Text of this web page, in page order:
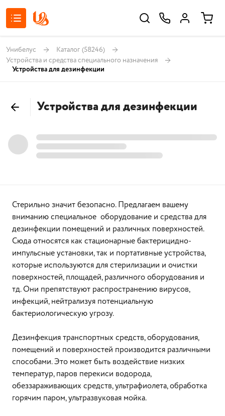
Унибелус Каталог (58246)
Устройства и средства специального назначения
Устройства для дезинфекции
Устройства для дезинфекции
Стерильно значит безопасно. Предлагаем вашему
вниманию специальное оборудование и средства для
дезинфекции помещений и различных поверхностей.
Сюда относятся как стационарные бактерицидно-
импульсные установки, так и портативные устройства,
которые используются для стерилизации и очистки
поверхностей, площадей, различного оборудования и
тд. Они препятствуют распространению вирусов,
инфекций, нейтрализуя потенциальную
бактериологическую угрозу.
Дезинфекция транспортных средств, оборудования,
помещений и поверхностей производится различными
способами. Это может быть воздействие низких
температур, паров перекиси водорода,
обеззараживающих средств, ультрафиолета, обработка
горячим паром, ультразвуковая мойка.